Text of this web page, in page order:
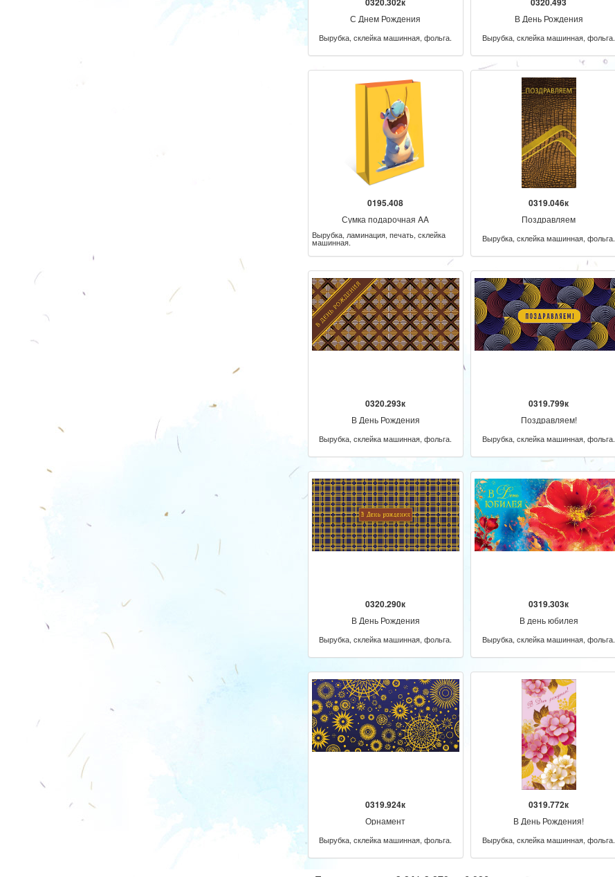
С Днем Рождения
Вырубка, склейка машинная, фольга.
В День Рождения
Вырубка, склейка машинная, фольга.
0195.408
Сумка подарочная AA
Вырубка, ламинация, печать, склейка
машинная.
0319.046к
Поздравляем
Вырубка, склейка машинная, фольга.
0320.293к
В День Рождения
Вырубка, склейка машинная, фольга.
0319.799к
Поздравляем!
Вырубка, склейка машинная, фольга.
0320.290к
В День Рождения
Вырубка, склейка машинная, фольга.
0319.303к
В день юбилея
Вырубка, склейка машинная, фольга.
0319.924к
Орнамент
Вырубка, склейка машинная, фольга.
0319.772к
В День Рождения!
Вырубка, склейка машинная, фольга.